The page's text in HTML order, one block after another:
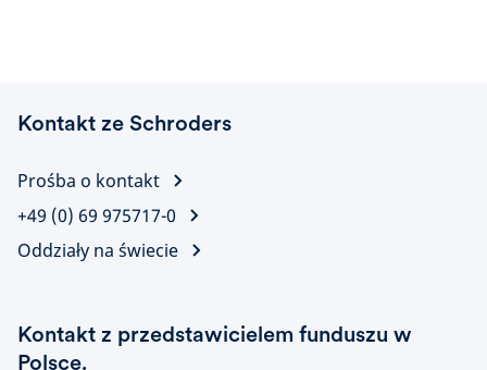
Kontakt ze Schroders
Prośba o kontakt
+49 (0) 69 975717-0
Oddziały na świecie
Kontakt z przedstawicielem funduszu w
Polsce.